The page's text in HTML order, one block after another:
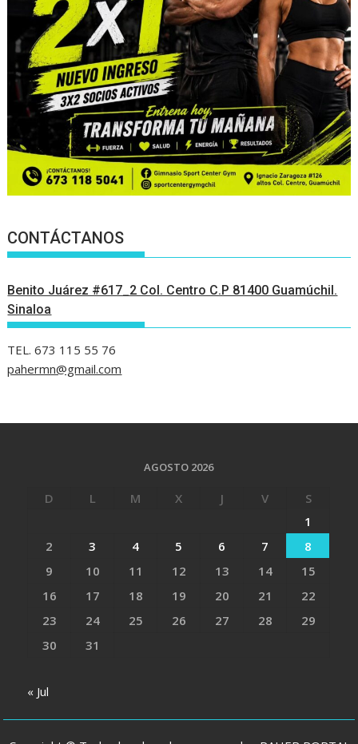
CONTÁCTANOS
Benito Juárez #617_2 Col. Centro C.P 81400 Guamúchil.
Sinaloa
TEL. 673 115 55 76
pahermn@gmail.com
AGOSTO 2026
D L M X J V
S
1
2
3 4 5 6 7
8
9
10 11 12 13 14
15
16
17 18 19 20 21
22
23
24 25 26 27 28
29
30
31
« Jul